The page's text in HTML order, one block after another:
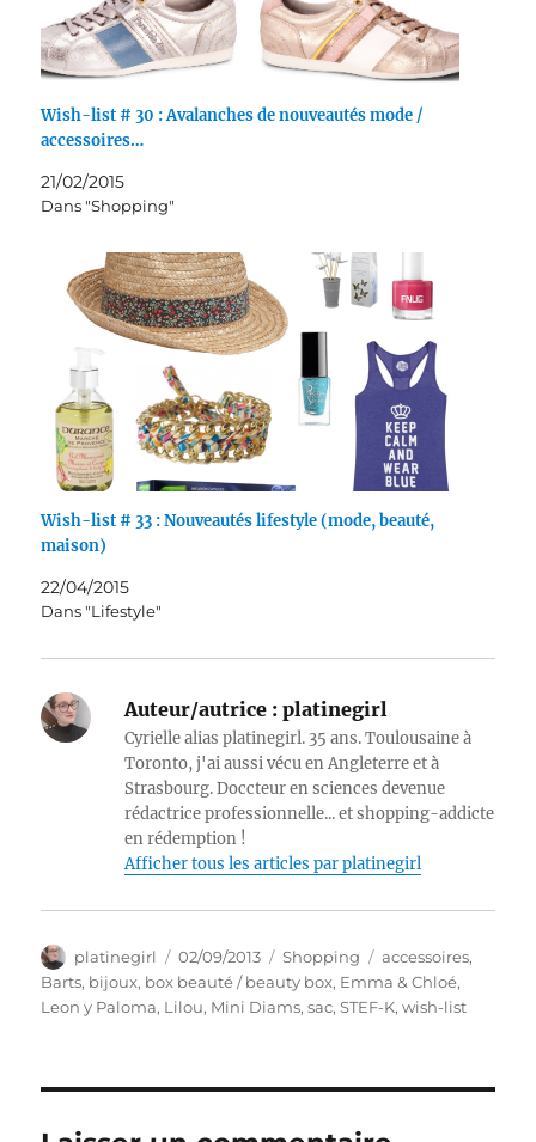
Wish-list # 30 : Avalanches de nouveautés mode /
accessoires…
21/02/2015
Dans "Shopping"
Wish-list # 33 : Nouveautés lifestyle (mode, beauté,
maison)
22/04/2015
Dans "Lifestyle"
Auteur/autrice : platinegirl
Cyrielle alias platinegirl. 35 ans. Toulousaine à
Toronto, j'ai aussi vécu en Angleterre et à
Strasbourg. Doccteur en sciences devenue
rédactrice professionnelle... et shopping-addicte
en rédemption !
Afficher tous les articles par platinegirl
Auteur
platinegirl
Publié
le
02/09/2013 Catégories
Shopping Étiquettes
accessoires,
Barts, bijoux, box beauté / beauty box, Emma & Chloé,
Leon y Paloma, Lilou, Mini Diams,sac,STEF-K,wish-list